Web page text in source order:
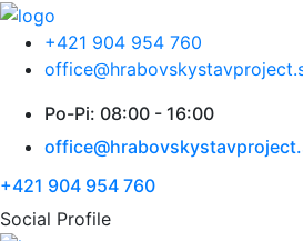
+421 904 954 760
Po-Pi: 08:00 - 16:00
+421 904 954 760
Social Profile